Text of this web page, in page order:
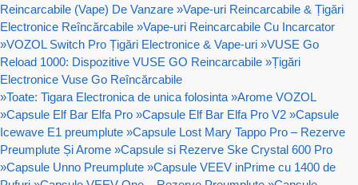
Reincarcabile (Vape) De Vanzare »Vape-uri Reincarcabile & Țigări
Electronice Reîncărcabile »Vape-uri Reincarcabile Cu Incarcator
»VOZOL Switch Pro Țigări Electronice & Vape-uri »VUSE Go
Reload 1000: Dispozitive VUSE GO Reincarcabile »Țigări
Electronice Vuse Go Reîncărcabile
»Toate: Tigara Electronica de unica folosinta »Arome VOZOL
»Capsule Elf Bar Elfa Pro »Capsule Elf Bar Elfa Pro V2 »Capsule
Icewave E1 preumplute »Capsule Lost Mary Tappo Pro – Rezerve
Preumplute Și Arome »Capsule si Rezerve Ske Crystal 600 Pro
»Capsule Unno Preumplute »Capsule VEEV inPrime cu 1400 de